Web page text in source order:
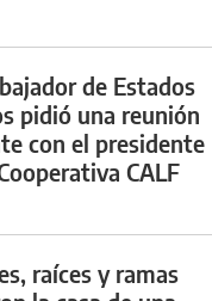
de Estados
pidió una reunión
con el presidente
CALF
raíces y ramas